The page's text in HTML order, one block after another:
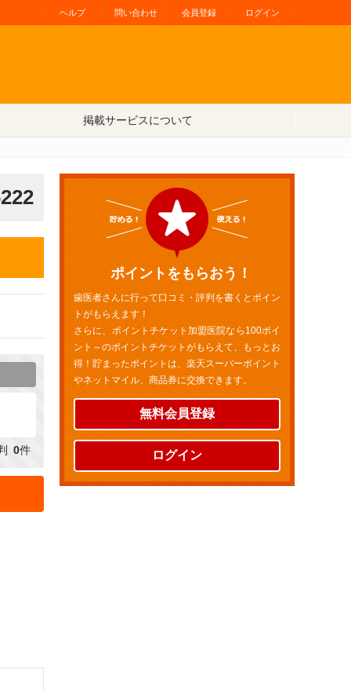
ヘルプ 問い合わせ 会員登録 ログイン
掲載サービスについて
0件
ポイントをもらおう！
歯医者さんに行って口コミ・評判を書くとポイン
トがもらえます！
さらに、ポイントチケット加盟医院なら100ポイ
ント～のポイントチケットがもらえて、もっとお
得！貯まったポイントは、楽天スーパーポイント
やネットマイル、商品券に交換できます。
無料会員登録
ログイン